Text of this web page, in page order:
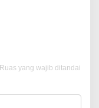
Ruas yang wajib ditandai